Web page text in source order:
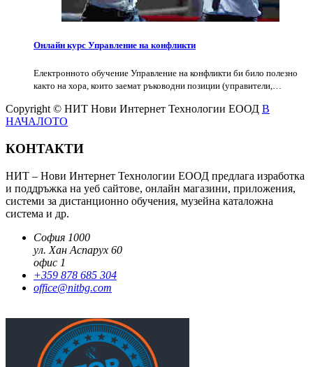
Онлайн курс Управление на конфликти
Електронното обучение Управление на конфликти би било полезно
както на хора, които заемат ръководни позиции (управители,…
Copyright © НИТ Нови Интернет Технологии ЕООД В
НАЧАЛОТО
КОНТАКТИ
НИТ – Нови Интернет Технологии ЕООД предлага изработка
и поддръжка на уеб сайтове, онлайн магазини, приложения,
системи за дистанционно обучения, музейна каталожна
система и др.
София 1000
ул. Хан Аспарух 60
офис 1
+359 878 685 304
office@nitbg.com